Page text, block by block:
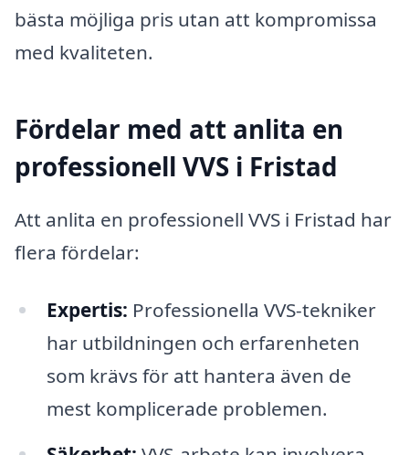
bästa möjliga pris utan att kompromissa
med kvaliteten.
Fördelar med att anlita en
professionell VVS i Fristad
Att anlita en professionell VVS i Fristad har
flera fördelar:
Expertis: Professionella VVS-tekniker
har utbildningen och erfarenheten
som krävs för att hantera även de
mest komplicerade problemen.